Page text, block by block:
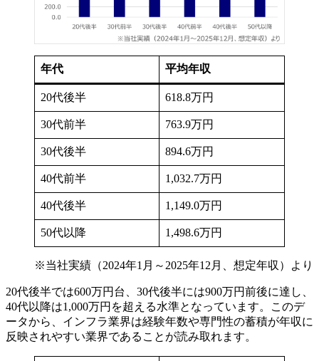
年代 平均年収
20代後半 618.8万円
30代前半 763.9万円
30代後半 894.6万円
40代前半 1,032.7万円
40代後半 1,149.0万円
50代以降 1,498.6万円
※当社実績（2024年1月～2025年12月、想定年収）より
20代後半では600万円台、30代後半には900万円前後に達し、
40代以降は1,000万円を超える水準となっています。このデ
ータから、インフラ業界は経験年数や専門性の蓄積が年収に
反映されやすい業界であることが読み取れます。